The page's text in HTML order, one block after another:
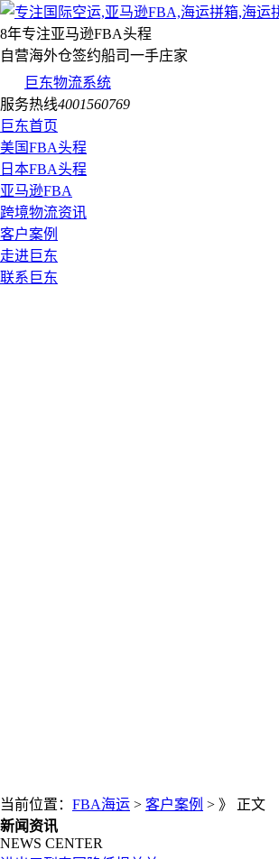
8年专注亚马逊FBA头程
自营海外仓签约船司一手庄家
巨东物流系统
服务热线4001560769
巨东首页
美国FBA头程
日本FBA头程
亚马逊FBA
跨境物流资讯
客户案例
走进巨东
联系巨东
当前位置： FBA海运 > 客户案例 > 》 正文
新闻资讯
NEWS CENTER